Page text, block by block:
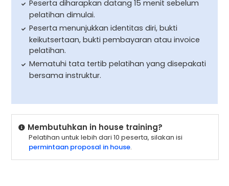
Peserta diharapkan datang 15 menit sebelum
pelatihan dimulai.
Peserta menunjukkan identitas diri, bukti
keikutsertaan, bukti pembayaran atau invoice
pelatihan.
Mematuhi tata tertib pelatihan yang disepakati
bersama instruktur.
Membutuhkan in house training?
Pelatihan untuk lebih dari 10 peserta, silakan isi
permintaan proposal in house.